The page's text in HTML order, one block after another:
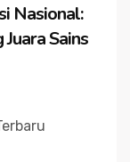
Nasional:
Sains